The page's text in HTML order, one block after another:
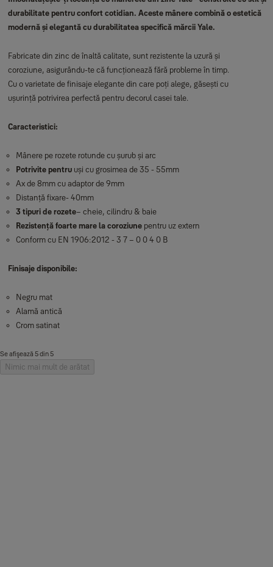
durabilitate pentru confort cotidian. Aceste mânere combină o estetică
modernă și elegantă cu durabilitatea specifică mărcii Yale.
Fabricate din zinc de înaltă calitate, sunt rezistente la uzură și
coroziune, asigurându-te că funcționează fără probleme în timp.
Cu o varietate de finisaje elegante din care poți alege, găsești cu
ușurință potrivirea perfectă pentru decorul casei tale.
Caracteristici:
Mânere pe rozete rotunde cu șurub și arc
Potrivite pentruuși cu grosimea de 35 - 55mm
Ax de 8mm cu adaptor de 9mm
Distanță fixare- 40mm
3 tipuri de rozete– cheie, cilindru & baie
Rezistență foarte mare la coroziunepentru uz extern
Conform cu EN 1906:2012 - 3 7 – 0 0 4 0 B
Finisaje disponibile:
Negru mat
Alamă antică
Crom satinat
Se afişează 5 din 5
Nimic mai mult de arătat